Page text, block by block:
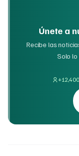
Únete a
Recibe las
Solo lo